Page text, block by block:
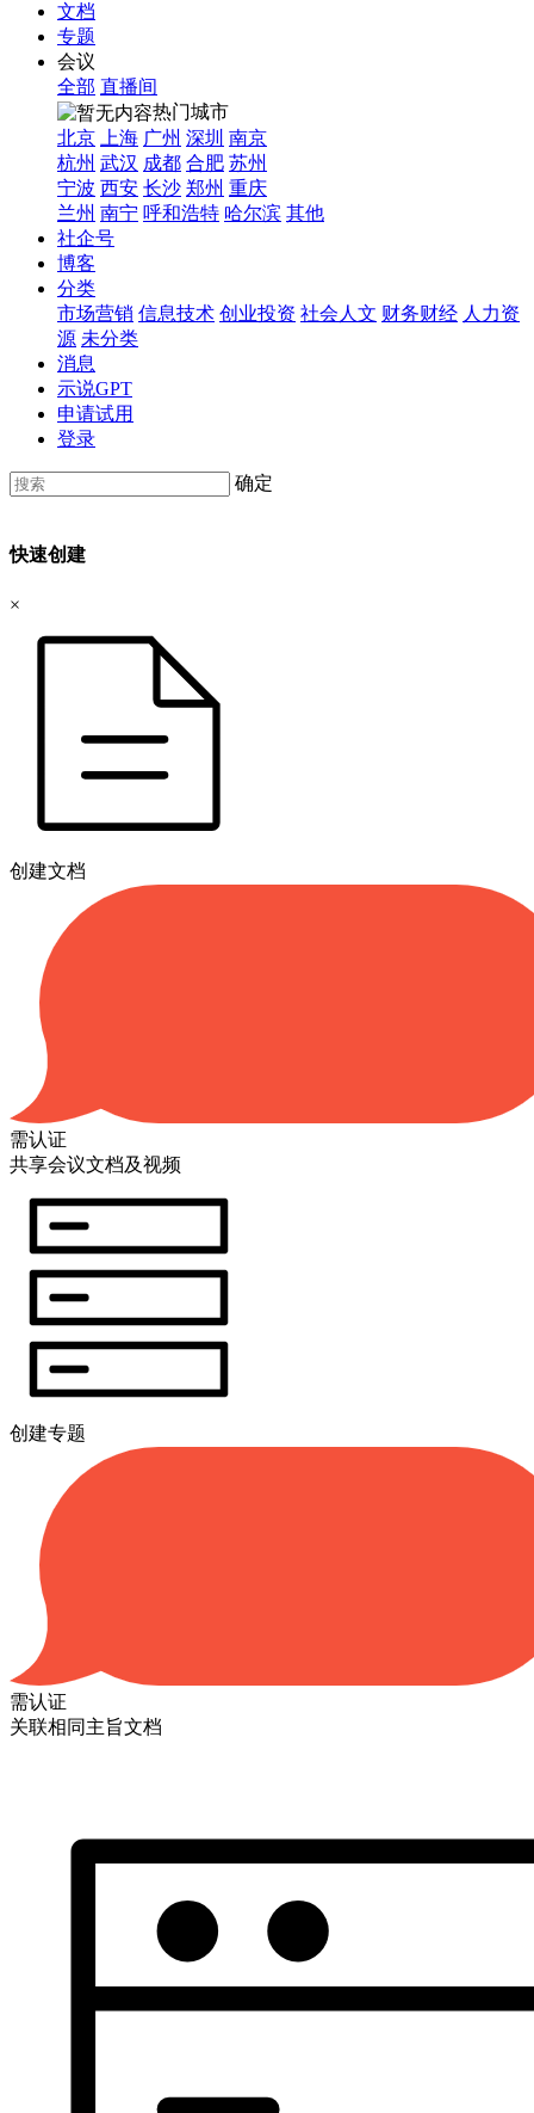
文档
专题
会议
全部 直播间
热门城市
北京
上海 广州 深圳 南京
杭州 武汉 成都 合肥 苏州
宁波 西安 长沙 郑州 重庆
兰州 南宁 呼和浩特 哈尔滨 其他
社企号
博客
分类
市场营销 信息技术 创业投资 社会人文 财务财经 人力资
源 未分类
消息
示说GPT
申请试用
登录
确定
快速创建
×
创建文档
需认证
共享会议文档及视频
创建专题
需认证
关联相同主旨文档